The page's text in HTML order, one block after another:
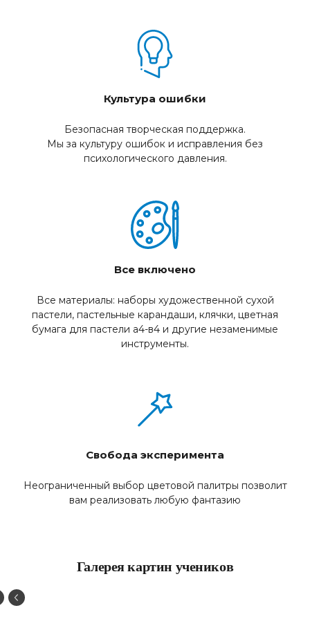
Культура ошибки
Безопасная творческая поддержка.
Мы за культуру ошибок и исправления без
психологического давления.
Все включено
Все материалы: наборы художественной сухой
пастели, пастельные карандаши, клячки, цветная
бумага для пастели а4-в4 и другие незаменимые
инструменты.
Свобода эксперимента
Неограниченный выбор цветовой палитры позволит
вам реализовать любую фантазию
Галерея картин учеников